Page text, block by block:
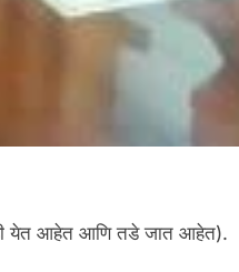
येत आहेत आणि तडे जात आहेत).